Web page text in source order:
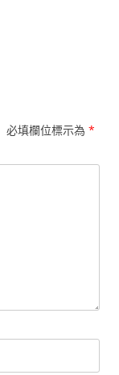
必填欄位標示為 *